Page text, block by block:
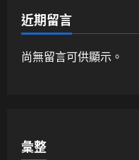
近期留言
尚無留言可供顯示。
彙整